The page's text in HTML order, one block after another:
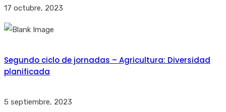
17 octubre, 2023
Segundo ciclo de jornadas – Agricultura: Diversidad
planificada
5 septiembre, 2023